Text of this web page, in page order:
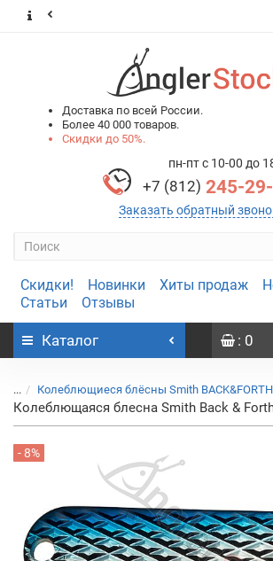
Доставка по всей России.
Более 40 000 товаров.
Скидки до 50%.
пн-пт с 10-00 до
+7 (812) 245-
Заказать обратный
Скидки! Новинки Хиты продаж
Статьи
Отзывы
Каталог : 0
... Колеблющиеся блёсны Smith BACK&FORTH
Колеблющаяся блесна Smith Back &
- 8%